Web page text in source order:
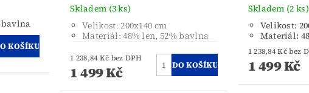
bavlna
Skladem (3 ks)
Velikost: 200x140 cm
Materiál: 48% len, 52% bavlna
1 238,84 Kč bez DPH
1 499 Kč
Skladem (2 ks)
Velikost:
Materiál:
1 238,84 Kč
1 499 Kč